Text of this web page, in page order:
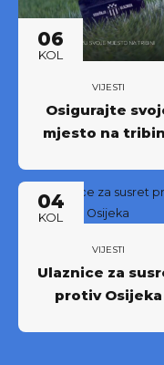
06
KOL
VIJESTI
Osigurajte
mjesto na
godišnjih
NK Rudeš za
prvoligašku
sezonu 2026/27.!
04
KOL
VIJESTI
Ulaznice za
protiv Osijeka